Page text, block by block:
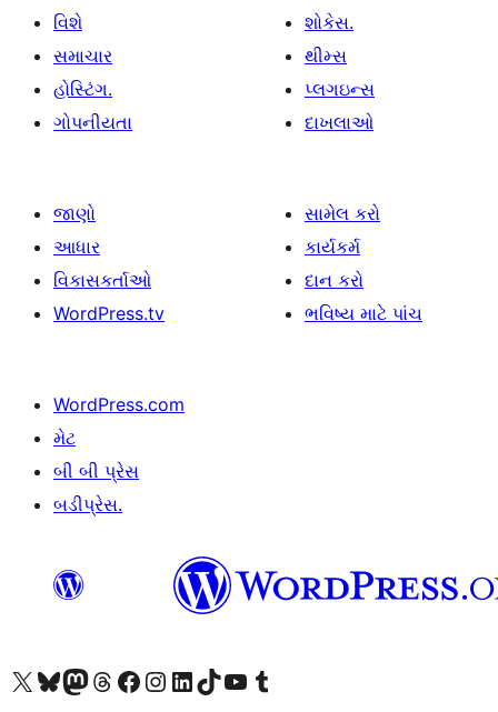
વિશે
સમાચાર
હોસ્ટિંગ.
ગોપનીયતા
શોકેસ.
થીમ્સ
પ્લગઇન્સ
દાખલાઓ
જાણો
આધાર
વિકાસકર્તાઓ
WordPress.tv
સામેલ કરો
કાર્યકર્મ
દાન કરો
ભવિષ્ય માટે પાંચ
WordPress.com
મેટ
બી બી પ્રેસ
બડીપ્રેસ.
અમારા X (અગાઉ ટ્વિટર) એકાઉન્ટની મુલાકાત લોઅમારા Bluesky એકાઉન્ટની મુલાકાત લોઅમારા માસ્ટોડોન એકાઉન્ટની મુલાકાત લોઅમારા Threads એકાઉન્ટની મુલાકાત લો અમારા ફેસબુક પેજની મુલાકાત લોઅમારા ઇન્સ્ટાગ્રામ એકાઉન્ટની મુલાકાત લો અમારા LinkedIn એકાઉન્ટની મુલાકાત લોઅમારા TikTok એકાઉન્ટની મુલાકાત લોઅમારી YouTube ચેનલની મુલાકાત લો અમારા Tumblr એકાઉન્ટની મુલાકાત લો